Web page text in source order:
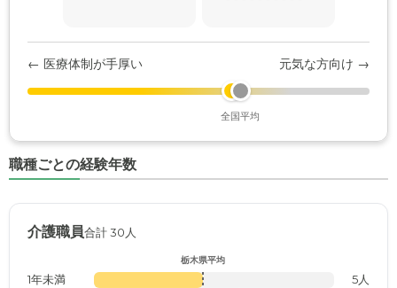
← 医療体制が手厚い 元気な方向け →
全国平均
職種ごとの経験年数
介護職員合計 30人
栃木県平均
1年未満
5人